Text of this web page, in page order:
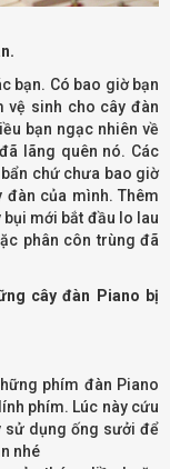
bạn. Có bao giờ bạn
vệ sinh cho cây đàn
bạn ngạc nhiên về
lãng quên nó. Các
chứ chưa bao giờ
của mình. Thêm
mới bắt đầu lo lau
phân côn trùng đã
cây đàn Piano bị
phím đàn Piano
phím. Lúc này cứu
sử dụng ống sưởi để
nhé